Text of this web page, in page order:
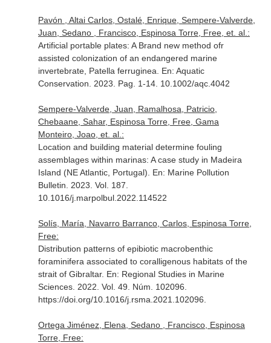
Pavón , Altai Carlos, Ostalé, Enrique, Sempere-Valverde,
Juan, Sedano , Francisco, Espinosa Torre, Free, et. al.:
Artificial portable plates: A Brand new method ofr
assisted colonization of an endangered marine
invertebrate, Patella ferruginea. En: Aquatic
Conservation . 2023. Pag. 1-14. 10.1002/aqc.4042
Sempere-Valverde, Juan, Ramalhosa, Patricio,
Chebaane, Sahar, Espinosa Torre, Free, Gama
Monteiro, Joao, et. al.:
Location and building material determine fouling
assemblages within marinas: A case study in Madeira
Island (NE Atlantic, Portugal). En: Marine Pollution
Bulletin . 2023. Vol. 187.
10.1016/j.marpolbul.2022.114522
Solís, María, Navarro Barranco, Carlos, Espinosa Torre,
Free:
Distribution patterns of epibiotic macrobenthic
foraminifera associated to coralligenous habitats of the
strait of Gibraltar. En: Regional Studies in Marine
Sciences. 2022. Vol. 49. Núm. 102096.
https://doi.org/10.1016/j.rsma.2021.102096.
Ortega Jiménez, Elena, Sedano , Francisco, Espinosa
Torre, Free: